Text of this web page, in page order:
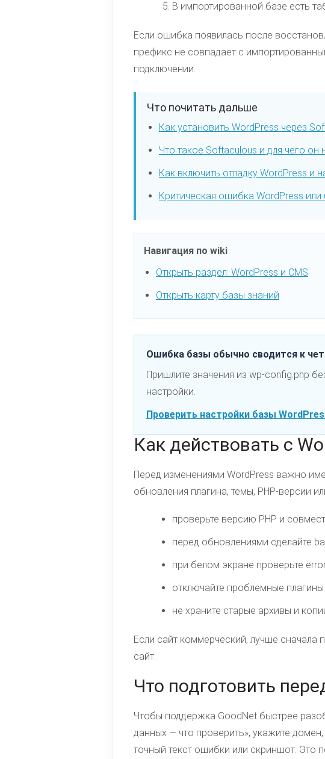
В импортированной базе есть
Если ошибка появилась после
префикс не совпадает с
подключении.
Что почитать дальше
Как установить WordPress через
Что такое Softaculous и для чего он
Как включить отладку WordPress и
Критическая ошибка WordPress
Навигация по wiki
Открыть раздел: WordPress и CMS
Открыть карту базы знаний
Ошибка базы обычно сводится к
Пришлите значения из wp-config.php
настройки.
Проверить настройки базы
Как действовать с
Перед изменениями WordPress важно
обновления плагина, темы, PHP-версии
проверьте версию PHP и
перед обновлениями сделайте
при белом экране проверьте
отключайте проблемные
не храните старые архивы и
Если сайт коммерческий, лучше сначала
сайт.
Что подготовить
Чтобы поддержка GoodNet быстрее
данных — что проверить», укажите
точный текст ошибки или скриншот. Это